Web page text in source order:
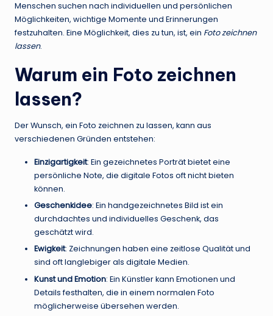
Menschen suchen nach individuellen und persönlichen
Möglichkeiten, wichtige Momente und Erinnerungen
festzuhalten. Eine Möglichkeit, dies zu tun, ist, ein Foto zeichnen
lassen.
Warum ein Foto zeichnen
lassen?
Der Wunsch, ein Foto zeichnen zu lassen, kann aus
verschiedenen Gründen entstehen:
Einzigartigkeit: Ein gezeichnetes Porträt bietet eine
persönliche Note, die digitale Fotos oft nicht bieten
können.
Geschenkidee: Ein handgezeichnetes Bild ist ein
durchdachtes und individuelles Geschenk, das
geschätzt wird.
Ewigkeit: Zeichnungen haben eine zeitlose Qualität und
sind oft langlebiger als digitale Medien.
Kunst und Emotion: Ein Künstler kann Emotionen und
Details festhalten, die in einem normalen Foto
möglicherweise übersehen werden.